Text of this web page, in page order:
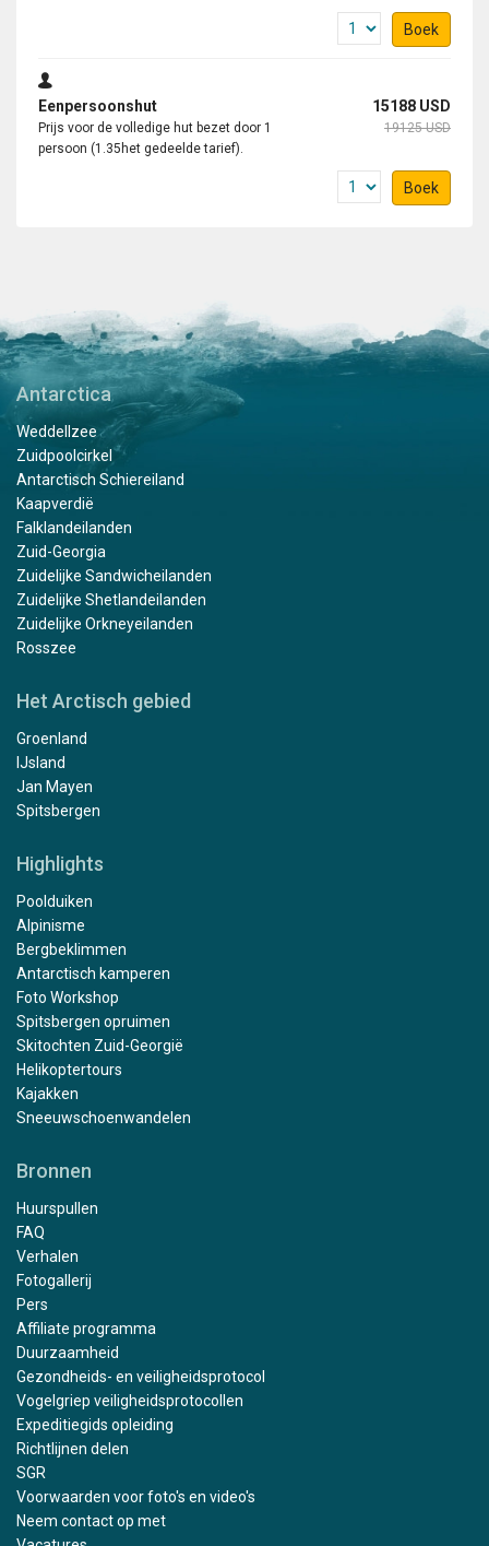
Boek
Eenpersoonshut 15188 USD
Prijs voor de volledige hut bezet door 1
persoon (1.35het gedeelde tarief).
19125 USD
Boek
Antarctica
Weddellzee
Zuidpoolcirkel
Antarctisch Schiereiland
Kaapverdië
Falklandeilanden
Zuid-Georgia
Zuidelijke Sandwicheilanden
Zuidelijke Shetlandeilanden
Zuidelijke Orkneyeilanden
Rosszee
Het Arctisch gebied
Groenland
IJsland
Jan Mayen
Spitsbergen
Highlights
Poolduiken
Alpinisme
Bergbeklimmen
Antarctisch kamperen
Foto Workshop
Spitsbergen opruimen
Skitochten Zuid-Georgië
Helikoptertours
Kajakken
Sneeuwschoenwandelen
Bronnen
Huurspullen
FAQ
Verhalen
Fotogallerij
Pers
Affiliate programma
Duurzaamheid
Gezondheids- en veiligheidsprotocol
Vogelgriep veiligheidsprotocollen
Expeditiegids opleiding
Richtlijnen delen
SGR
Voorwaarden voor foto's en video's
Neem contact op met